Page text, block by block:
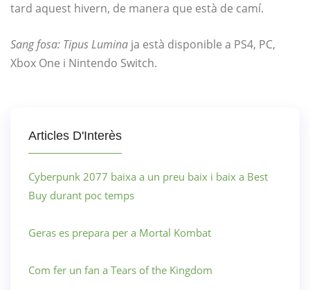
tard aquest hivern, de manera que està de camí.
Sang fosa: Tipus Lumina ja està disponible a PS4, PC,
Xbox One i Nintendo Switch.
Articles D'Interès
Cyberpunk 2077 baixa a un preu baix i baix a Best
Buy durant poc temps
Geras es prepara per a Mortal Kombat
Com fer un fan a Tears of the Kingdom